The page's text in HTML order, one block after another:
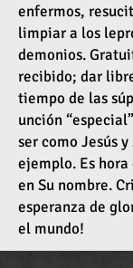
enfermos,
limpiar a los
demonios.
recibido; dar
tiempo de las
unción
ser como Jesús
ejemplo. Es
en Su nombre.
esperanza de
el mundo!